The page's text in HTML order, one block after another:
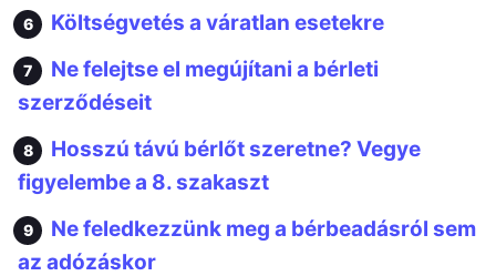
Költségvetés a váratlan esetekre
Ne felejtse el megújítani a bérleti
szerződéseit
Hosszú távú bérlőt szeretne? Vegye
figyelembe a 8. szakaszt
Ne feledkezzünk meg a bérbeadásról sem
az adózáskor